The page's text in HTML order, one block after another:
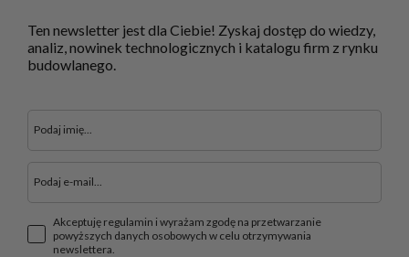
Ten newsletter jest dla Ciebie! Zyskaj dostęp do wiedzy,
analiz, nowinek technologicznych i katalogu firm z rynku
budowlanego.
Akceptuję regulamin i wyrażam zgodę na przetwarzanie
powyższych danych osobowych w celu otrzymywania
newslettera.